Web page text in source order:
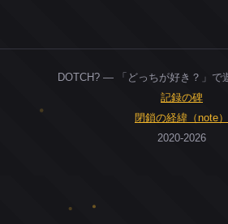
投票お題
DOTCH? — 「どっちが好き？」で
記録の碑
閉鎖の経緯（note）
2020-2026